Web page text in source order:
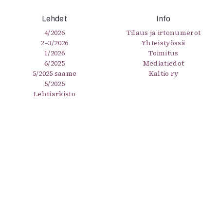
Lehdet
4/2026
2–3/2026
1/2026
6/2025
5/2025 saame
5/2025
Lehtiarkisto
Info
Tilaus ja irtonumerot
Yhteistyössä
Toimitus
Mediatiedot
Kaltio ry